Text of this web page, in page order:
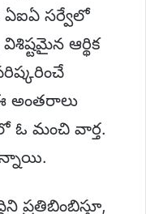
ఏఐఏ సర్వేలో
ఆర్థిక
అంతరాలు
ఓ మంచి వార్త.
ప్రతిబింబిస్తూ,